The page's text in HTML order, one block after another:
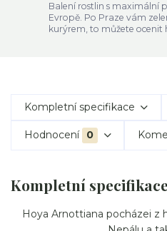
Balení rostlin s maximální
Evropě. Po Praze vám
kurýrem, to můžete ocenit
Kompletní specifikace
Hodnocení 0
Kompletní specifikace
Hoya Arnottiana pocházei z